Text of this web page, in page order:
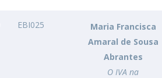
EBI025
Maria Francisca
Amaral de Sousa
Abrantes
O IVA na